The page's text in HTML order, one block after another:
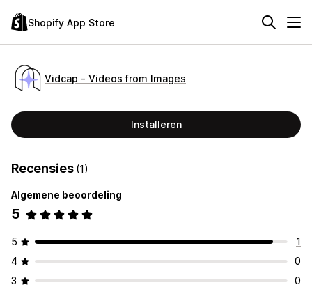
Shopify App Store
Vidcap ‑ Videos from Images
Installeren
Recensies (1)
Algemene beoordeling
5
5
1
4
0
3
0